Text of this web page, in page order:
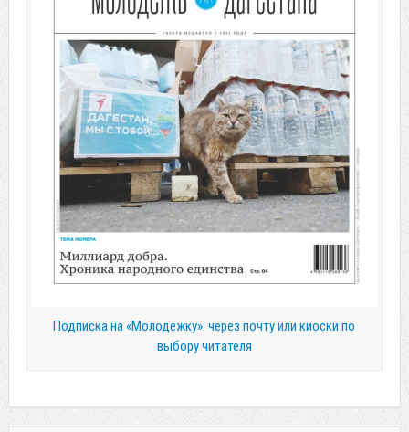
Подписка на «Молодежку»: через почту или киоски по
выбору читателя